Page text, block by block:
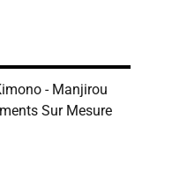
- Manjirou
Sur Mesure